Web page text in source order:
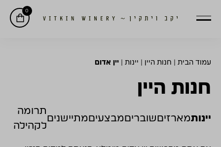
0
עמוד הבית חנות היין יינות |יין אדום
חנות היין
יינותמארזיםשובריםמבצעיםמתיישנים
תרומה
לקהילה